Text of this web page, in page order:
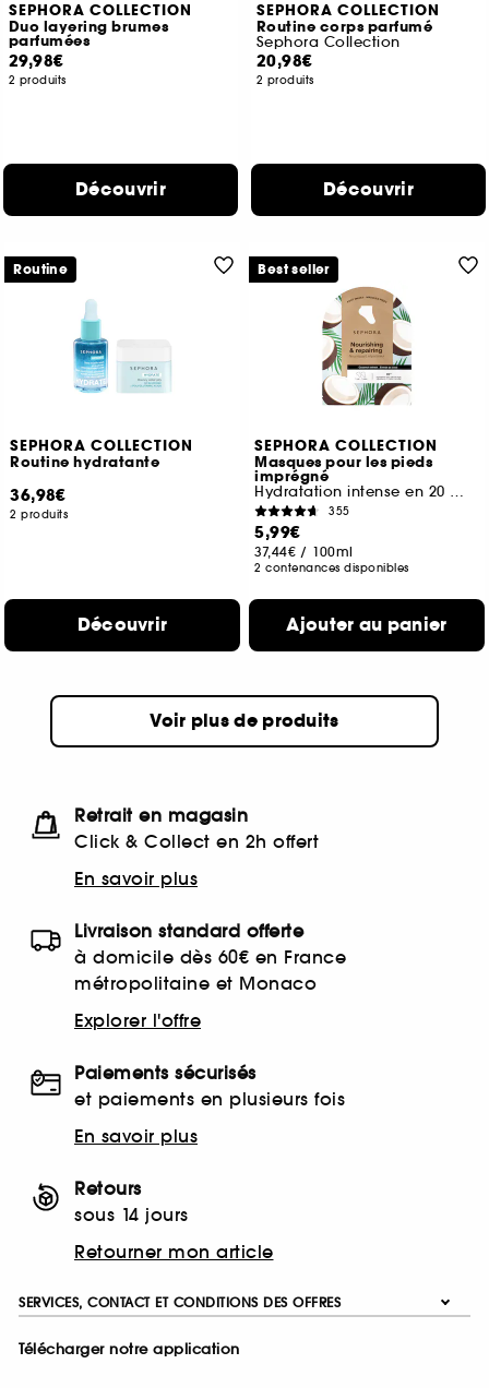
SEPHORA COLLECTION
Duo layering brumes
parfumées
29,98€
2 produits
Découvrir
SEPHORA COLLECTION
Routine corps parfumé
Sephora Collection
20,98€
2 produits
Découvrir
SEPHORA COLLECTION
Routine hydratante
36,98€
2 produits
Découvrir
Routine
SEPHORA COLLECTION
Masques pour les pieds
imprégné
Hydratation intense en 20 minutes
355
5,99€
37,44€ / 100ml
2 contenances disponibles
Ajouter au panier
Best seller
Voir plus de produits
Retrait en magasin
Click & Collect en 2h offert
En savoir plus
Livraison standard offerte
à domicile dès 60€ en France
métropolitaine et Monaco
Explorer l'offre
Paiements sécurisés
et paiements en plusieurs fois
En savoir plus
Retours
sous 14 jours
Retourner mon article
SERVICES, CONTACT ET CONDITIONS DES OFFRES
Télécharger notre application